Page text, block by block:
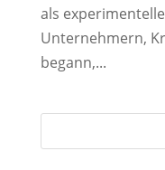
als
Unternehmern,
begann,...